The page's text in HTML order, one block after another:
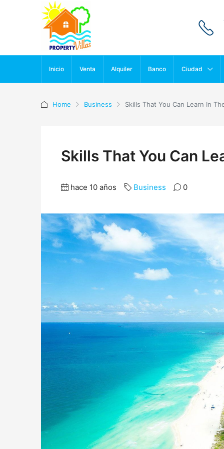
Inicio Venta Alquiler Banco Ciudad
Home Business Skills That You Can Learn In
Skills That You Can
hace 10 años Business 0